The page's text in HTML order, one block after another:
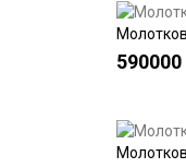
590000